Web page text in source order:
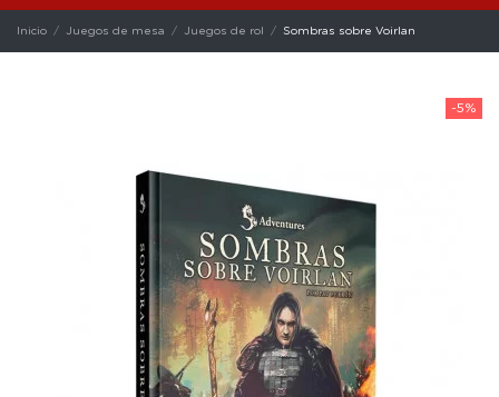
Inicio Juegos de mesa Juegos de rol Sombras sobre Voirlan
-5%